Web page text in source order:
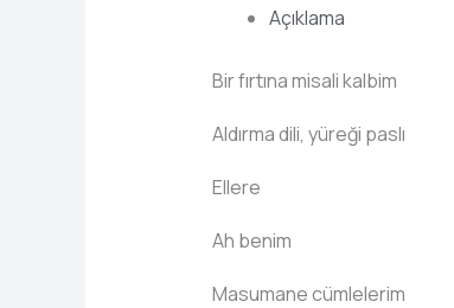
Açıklama
Bir fırtına misali kalbim
Aldırma dili, yüreği paslı
Ellere
Ah benim
Masumane cümlelerim